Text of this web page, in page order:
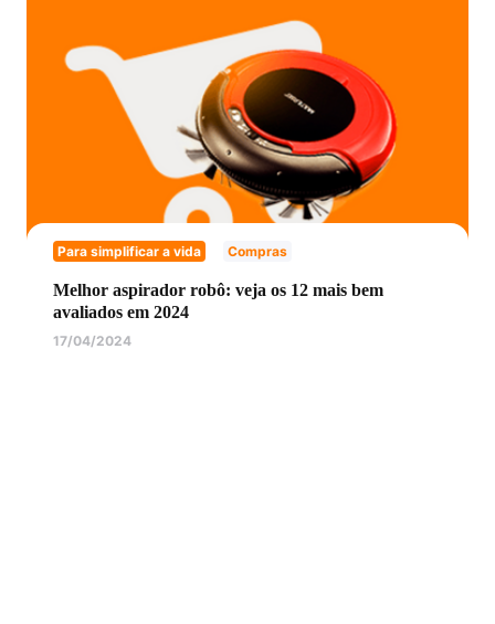
Para simplificar a vida Compras
Melhor aspirador robô: veja os 12 mais bem
avaliados em 2024
17/04/2024